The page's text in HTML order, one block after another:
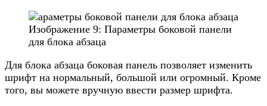
Изображение 9: Параметры боковой панели
для блока абзаца
Для блока абзаца боковая панель позволяет изменить
шрифт на нормальный, большой или огромный. Кроме
того, вы можете вручную ввести размер шрифта.